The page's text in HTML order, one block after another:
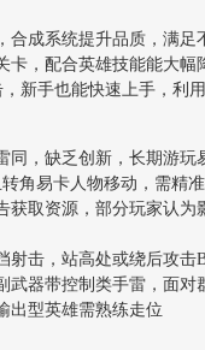
合成系统提升品质，满足
卡，配合英雄技能能大幅
新手也能快速上手，利
同，缺乏创新，长期游玩
角易卡人物移动，需精
获取资源，部分玩家认为
射击，站高处或绕后攻击
武器带控制类手雷，面对
出型英雄需熟练走位